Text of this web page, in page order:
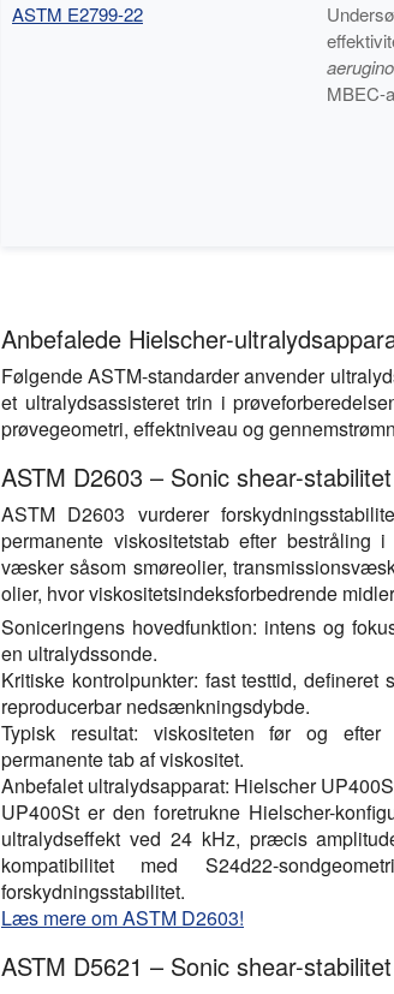
ASTM E2799-22
MBEC-
Anbefalede Hielscher-
Følgende ASTM-standarder anvender
et ultralydsassisteret trin i
prøvegeometri, effektniveau og
ASTM D2603 – Sonic shear-
ASTM D2603 vurderer
permanente viskositetstab efter bestråling
væsker såsom smøreolier,
olier, hvor viskositetsindeksforbedrende
Soniceringens hovedfunktion: intens og
en ultralydssonde.
Kritiske kontrolpunkter: fast testtid, defineret
reproducerbar nedsænkningsdybde.
Typisk resultat: viskositeten før og efter
permanente tab af viskositet.
Anbefalet ultralydsapparat: Hielscher
UP400St er den foretrukne Hielscher-
ultralydseffekt ved 24 kHz, præcis
kompatibilitet med S24d22-
forskydningsstabilitet.
Læs mere om ASTM D2603!
ASTM D5621 – Sonic shear-